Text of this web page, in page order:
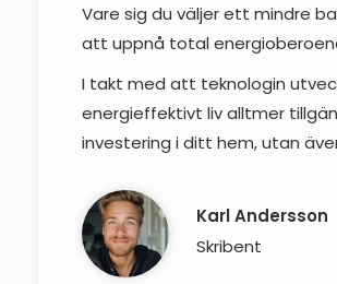
Vare sig du väljer ett mindre
att uppnå total
I takt med att teknologin
energieffektivt liv alltmer
investering i ditt hem, utan
Karl Andersson
Skribent